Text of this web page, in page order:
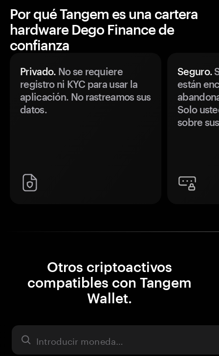
Por qué Tangem es una cartera
hardware Dego Finance de
confianza
Privado. No se requiere
registro ni KYC para usar la
aplicación. No rastreamos sus
datos.
Seguro.
están
Solo
sobre
Otros criptoactivos
compatibles con Tangem
Wallet.
Activo